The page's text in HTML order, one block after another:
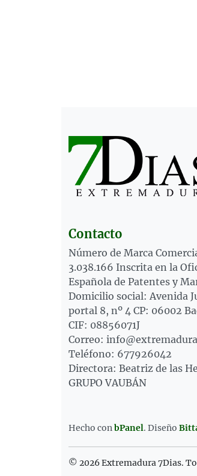
Contacto
Número de Marca
3.038.166 Inscrita en la
Española de Patentes y
Domicilio social: Avenida
portal 8, nº 4 CP: 06002
CIF: 08856071J
Correo:
Teléfono: 677926042
Directora: Beatriz de las
GRUPO VAUBÁN
Hecho con bPanel. Diseño
© 2026 Extremadura 7Dias.